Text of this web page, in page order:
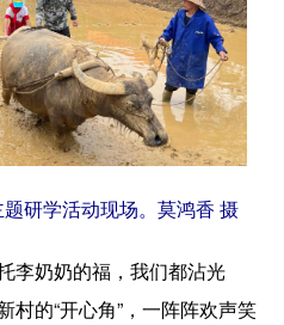
研学活动现场。莫鸿香 摄
奶奶的福，我们都沾光
村的“开心角”，一阵阵欢声笑